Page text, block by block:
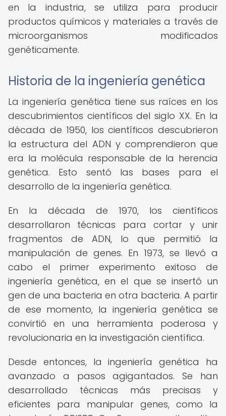
en la industria, se utiliza para producir
productos químicos y materiales a través de
microorganismos modificados
genéticamente.
Historia de la ingeniería genética
La ingeniería genética tiene sus raíces en los
descubrimientos científicos del siglo XX. En la
década de 1950, los científicos descubrieron
la estructura del ADN y comprendieron que
era la molécula responsable de la herencia
genética. Esto sentó las bases para el
desarrollo de la ingeniería genética.
En la década de 1970, los científicos
desarrollaron técnicas para cortar y unir
fragmentos de ADN, lo que permitió la
manipulación de genes. En 1973, se llevó a
cabo el primer experimento exitoso de
ingeniería genética, en el que se insertó un
gen de una bacteria en otra bacteria. A partir
de ese momento, la ingeniería genética se
convirtió en una herramienta poderosa y
revolucionaria en la investigación científica.
Desde entonces, la ingeniería genética ha
avanzado a pasos agigantados. Se han
desarrollado técnicas más precisas y
eficientes para manipular genes, como la